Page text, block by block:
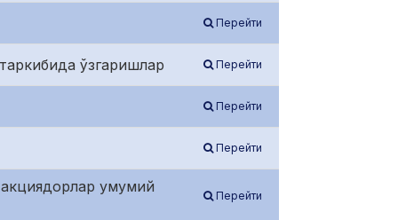
Перейти
ўзгаришлар Перейти
Перейти
Перейти
умумий
Перейти